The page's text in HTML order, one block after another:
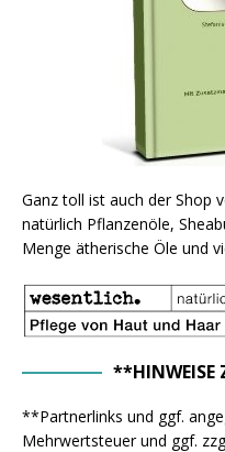
Ganz toll ist auch der Shop
natürlich Pflanzenöle,
Menge ätherische Öle und
**HINWEISE
**Partnerlinks und ggf.
Mehrwertsteuer und ggf.